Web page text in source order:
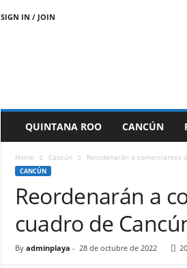
SIGN IN / JOIN
f
QUINTANA ROO CANCÚN
Home Cancún Reordenarán a comerciantes
CANCÚN
Reordenarán a
cuadro de
By adminplaya - 28 de octubre de 2022